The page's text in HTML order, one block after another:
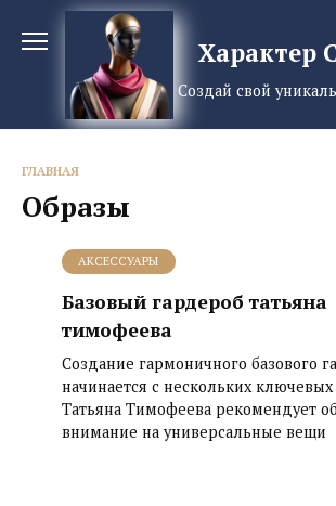
Перейти
содержанию
Характер
Создай свой
ГЛАВНАЯ
Образы
АКСЕССУАРЫ
Базовый гардероб татьяна
тимофеева
Создание гармоничного базового
начинается с нескольких
Татьяна Тимофеева рекомендует
внимание на универсальные вещи